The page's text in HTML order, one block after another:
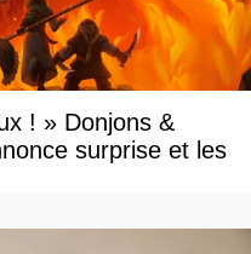
! » Donjons &
surprise et les